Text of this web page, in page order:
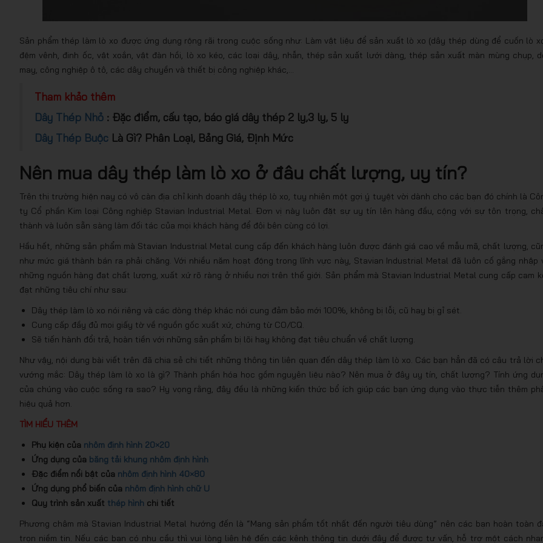
Sản phẩm thép làm lò xo được ứng dụng rộng rãi trong cuộc sống như: Làm vật liệu để sản xuất lò xo (dây thép dùng để cuốn lò
đệm vênh, đinh ốc, vật xoắn, vật đàn hồi, lò xo kéo, các loại dây, nhẫn, thép sản xuất lưới dàng, thép sản xuất màn mùng chụp,
may, công nghiệp ô tô, các dây chuyền và thiết bị công nghiệp khác,…
Tham khảo thêm
Dây Thép Nhỏ : Đặc điểm, cấu tạo, báo giá dây thép 2 ly,3 ly, 5 ly
Dây Thép Buộc Là Gì? Phân Loại, Bảng Giá, Định Mức
Nên mua dây thép làm lò xo ở đâu chất lượng, uy tín?
Trên thị trường hiện nay có vô càn địa chỉ kinh doanh dây thép lò xo, tuy nhiên một gợi ý tuyệt vời dành cho các bạn đó chính là
ty Cổ phần Kim loại Công nghiệp Stavian Industrial Metal. Đơn vị này luôn đặt sự uy tín lên hàng đầu, cộng với sự tôn trọng,
thành và luôn sẵn sàng làm đối tác của mọi khách hàng để đôi bên cùng có lợi.
Hầu hết, những sản phẩm mà Stavian Industrial Metal cung cấp đến khách hàng luôn được đánh giá cao về mẫu mã, chất lượng,
như mức giá thành bán ra phải chăng. Với nhiều năm hoạt động trong lĩnh vực này, Stavian Industrial Metal đã luôn cố gắng nhập
những nguồn hàng đạt chất lượng, xuất xứ rõ ràng ở nhiều nơi trên thế giới. Sản phẩm mà Stavian Industrial Metal cung cấp cam
đạt những tiêu chí như sau:
Dây thép làm lò xo nói riêng và các dòng thép khác nói cung đảm bảo mới 100%, không bị lỗi, cũ hay bị gỉ sét.
Cung cấp đầy đủ mọi giấy tờ về nguồn gốc xuất xứ, chứng từ CO/CQ.
Sẽ tiến hành đổi trả, hoàn tiền với những sản phẩm bị lõi hay không đạt tiêu chuẩn về chất lượng.
Như vậy, nội dung bài viết trên đã chia sẻ chi tiết những thông tin liên quan đến dây thép làm lò xo. Các bạn hẳn đã có câu trả lời
vướng mắc: Dây thép làm lò xo là gì? Thành phần hóa học gồm nguyên liệu nào? Nên mua ở đây uy tín, chất lượng? Tính ứng
của chúng vào cuộc sống ra sao? Hy vọng rằng, đây đều là những kiến thức bổ ích giúp các bạn ứng dụng vào thực tiễn thêm
hiệu quả hơn.
TÌM HIỂU THÊM
Phụ kiện của nhôm định hình 20×20
Ứng dụng của băng tải khung nhôm định hình
Đặc điểm nổi bật của nhôm định hình 40×80
Ứng dụng phổ biến của nhôm định hình chữ U
Quy trình sản xuất thép hình chi tiết
Phương châm mà Stavian Industrial Metal hướng đến là “Mang sản phẩm tốt nhất đến người tiêu dùng” nên các bạn hoàn toàn
trọn niềm tin. Nếu các bạn có nhu cầu thì vui lòng liên hệ đến các kênh thông tin dưới đây để được tư vấn, hỗ trợ một cách